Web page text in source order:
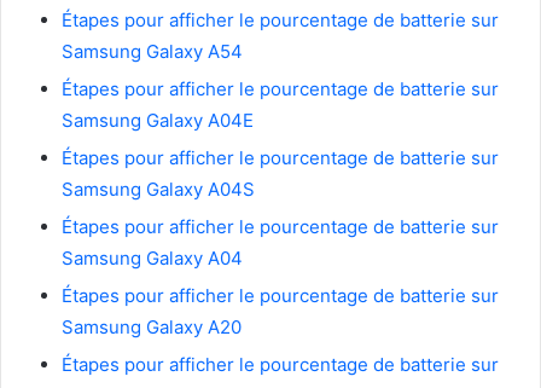
Étapes pour afficher le pourcentage de batterie sur
Samsung Galaxy A54
Étapes pour afficher le pourcentage de batterie sur
Samsung Galaxy A04E
Étapes pour afficher le pourcentage de batterie sur
Samsung Galaxy A04S
Étapes pour afficher le pourcentage de batterie sur
Samsung Galaxy A04
Étapes pour afficher le pourcentage de batterie sur
Samsung Galaxy A20
Étapes pour afficher le pourcentage de batterie sur